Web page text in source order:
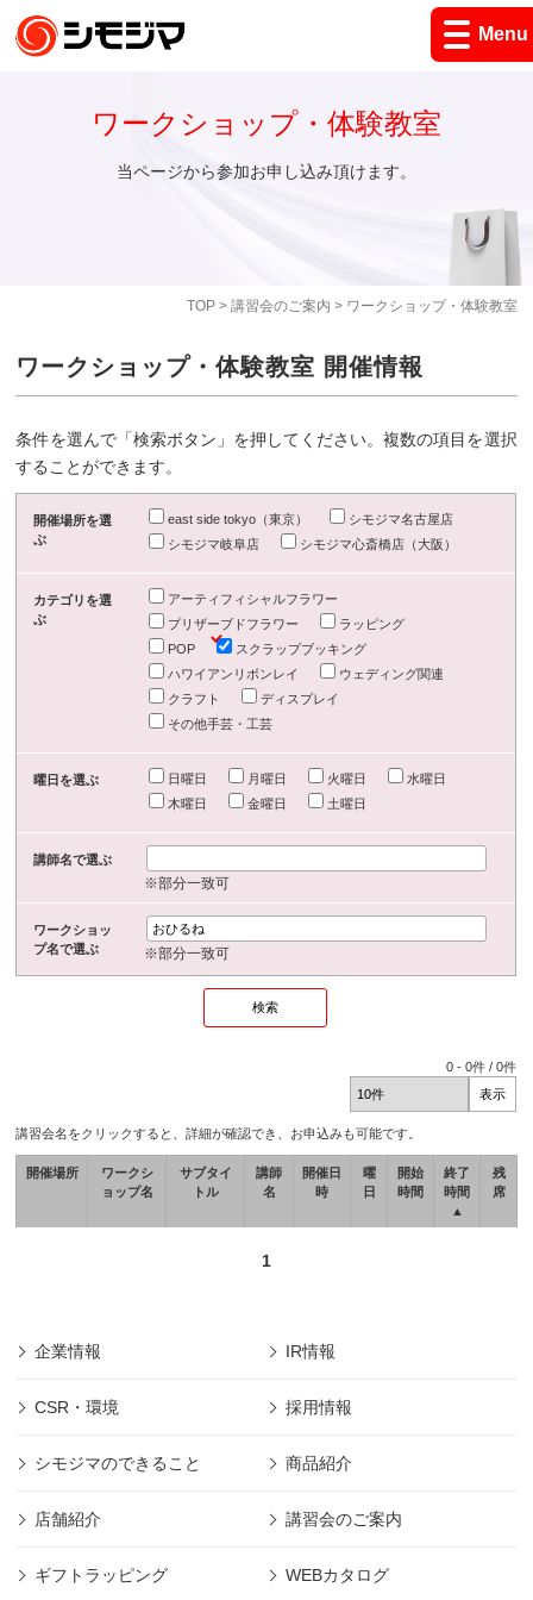
Menu
TOP> 講習会のご案内 > ワークショップ・体験教室
ワークショップ・体験教室
当ページから参加お申し込み頂けます。
ワークショップ・体験教室 開催情報
条件を選んで「検索ボタン」を押してください。複数の項目を選択
することができます。
開催場所を選
ぶ
east side tokyo（東京）
シモジマ名古屋店
シモジマ岐阜店
シモジマ心斎橋店（大阪）
カテゴリを選
ぶ
アーティフィシャルフラワー
プリザーブドフラワー
ラッピング
POP
スクラップブッキング
ハワイアンリボンレイ
ウェディング関連
クラフト
ディスプレイ
その他手芸・工芸
曜日を選ぶ 日曜日 月曜日 火曜日
水曜日
木曜日
金曜日 土曜日
講師名で選ぶ
※部分一致可
ワークショッ
プ名で選ぶ
※部分一致可
0 -0件 /0件
講習会名をクリックすると、詳細が確認でき、お申込みも可能です。
開催場所
ワークシ
ョップ名
サブタイ
トル
講師
名
開催日
時
曜
日
開始
時間
終了
時間
▲
残
席
1
企業情報 IR情報
CSR・環境 採用情報
シモジマのできること 商品紹介
店舗紹介 講習会のご案内
ギフトラッピング WEBカタログ